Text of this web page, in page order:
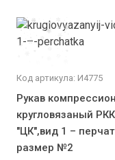
Код артикула: И4775
Рукав
кругловязаный
"ЦК",вид 1 –
размер №2